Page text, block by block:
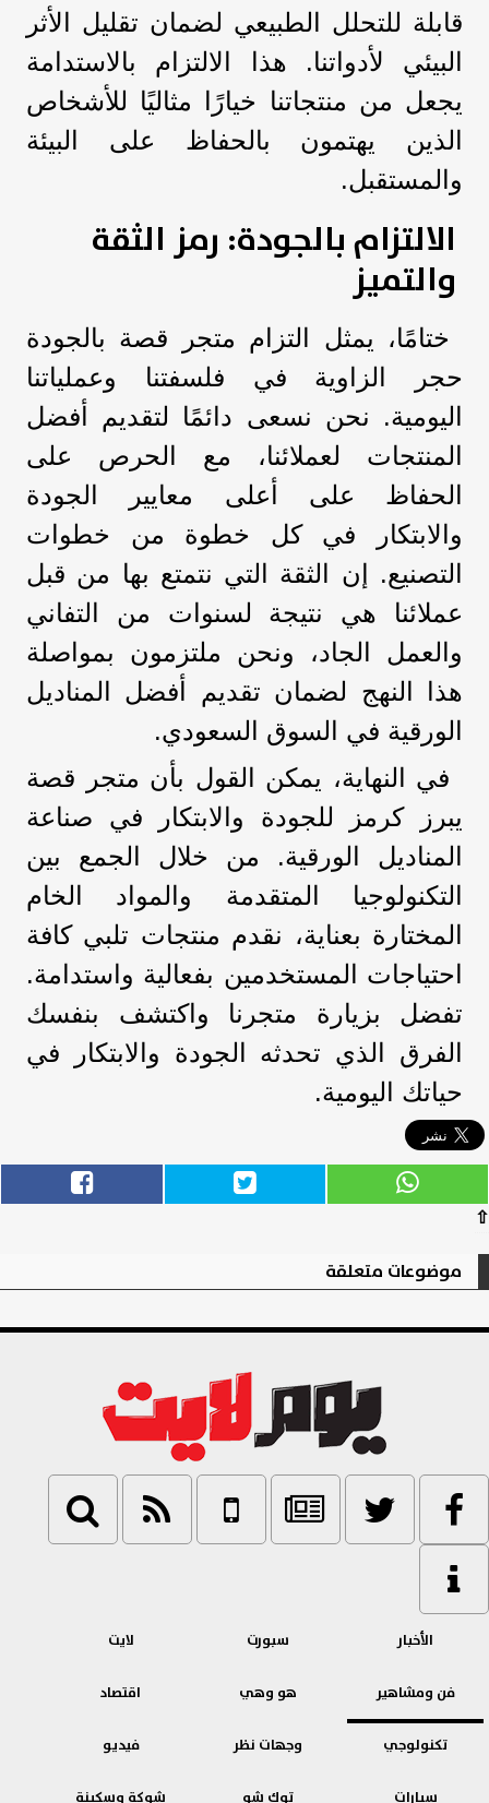
قابلة للتحلل الطبيعي لضمان تقليل الأثر
البيئي لأدواتنا. هذا الالتزام بالاستدامة
يجعل من منتجاتنا خيارًا مثاليًا للأشخاص
الذين يهتمون بالحفاظ على البيئة
والمستقبل.
الالتزام بالجودة: رمز الثقة
والتميز
ختامًا، يمثل التزام متجر قصة بالجودة
حجر الزاوية في فلسفتنا وعملياتنا
اليومية. نحن نسعى دائمًا لتقديم أفضل
المنتجات لعملائنا، مع الحرص على
الحفاظ على أعلى معايير الجودة
والابتكار في كل خطوة من خطوات
التصنيع. إن الثقة التي نتمتع بها من قبل
عملائنا هي نتيجة لسنوات من التفاني
والعمل الجاد، ونحن ملتزمون بمواصلة
هذا النهج لضمان تقديم أفضل المناديل
الورقية في السوق السعودي.
في النهاية، يمكن القول بأن متجر قصة
يبرز كرمز للجودة والابتكار في صناعة
المناديل الورقية. من خلال الجمع بين
التكنولوجيا المتقدمة والمواد الخام
المختارة بعناية، نقدم منتجات تلبي كافة
احتياجات المستخدمين بفعالية واستدامة.
تفضل بزيارة متجرنا واكتشف بنفسك
الفرق الذي تحدثه الجودة والابتكار في
حياتك اليومية.
⇧
موضوعات متعلقة
الأخبار سبورت لايت
فن ومشاهير هو وهي اقتصاد
تكنولوجي وجهات نظر فيديو
سيارات توك شو شوكة وسكينة